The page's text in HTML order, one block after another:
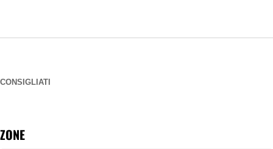
CONSIGLIATI
ZONE